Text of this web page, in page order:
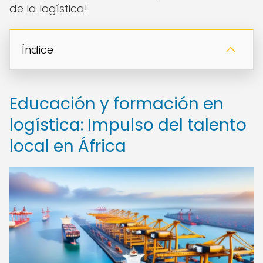
de la logística!
Índice
Educación y formación en
logística: Impulso del talento
local en África